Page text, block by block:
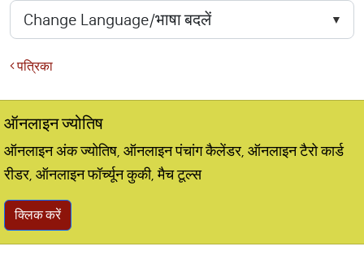
पत्रिका
ऑनलाइन ज्योतिष
ऑनलाइन अंक ज्योतिष, ऑनलाइन पंचांग कैलेंडर, ऑनलाइन टैरो कार्ड
रीडर, ऑनलाइन फॉर्च्यून कुकी, मैच टूल्स
क्लिक करें